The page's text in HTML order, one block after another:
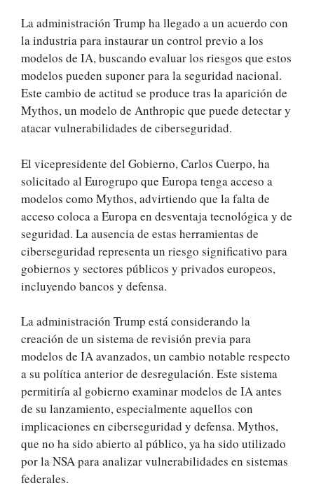
La administración Trump ha llegado a un acuerdo con
la industria para instaurar un control previo a los
modelos de IA, buscando evaluar los riesgos que estos
modelos pueden suponer para la seguridad nacional.
Este cambio de actitud se produce tras la aparición de
Mythos, un modelo de Anthropic que puede detectar y
atacar vulnerabilidades de ciberseguridad.
El vicepresidente del Gobierno, Carlos Cuerpo, ha
solicitado al Eurogrupo que Europa tenga acceso a
modelos como Mythos, advirtiendo que la falta de
acceso coloca a Europa en desventaja tecnológica y de
seguridad. La ausencia de estas herramientas de
ciberseguridad representa un riesgo significativo para
gobiernos y sectores públicos y privados europeos,
incluyendo bancos y defensa.
La administración Trump está considerando la
creación de un sistema de revisión previa para
modelos de IA avanzados, un cambio notable respecto
a su política anterior de desregulación. Este sistema
permitiría al gobierno examinar modelos de IA antes
de su lanzamiento, especialmente aquellos con
implicaciones en ciberseguridad y defensa. Mythos,
que no ha sido abierto al público, ya ha sido utilizado
por la NSA para analizar vulnerabilidades en sistemas
federales.